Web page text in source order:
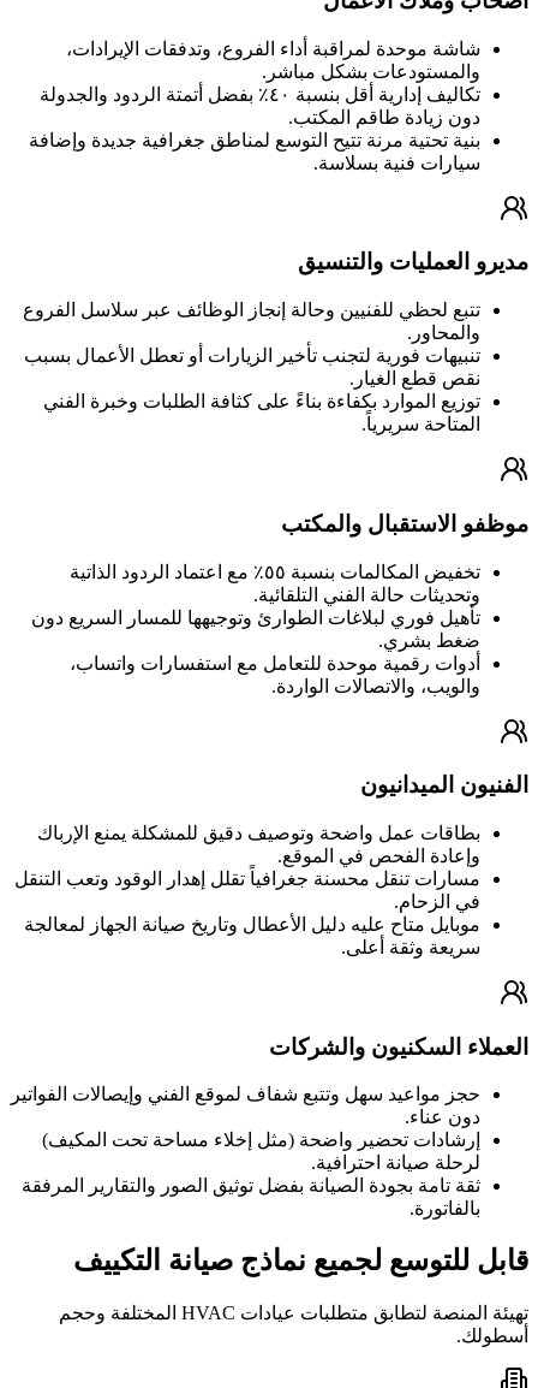
شاشة موحدة لمراقبة أداء الفروع، وتدفقات الإيرادات،
والمستودعات بشكل مباشر.
تكاليف إدارية أقل بنسبة ٤٠٪ بفضل أتمتة الردود والجدولة
دون زيادة طاقم المكتب.
بنية تحتية مرنة تتيح التوسع لمناطق جغرافية جديدة وإضافة
سيارات فنية بسلاسة.
مديرو العمليات والتنسيق
تتبع لحظي للفنيين وحالة إنجاز الوظائف عبر سلاسل الفروع
والمحاور.
تنبيهات فورية لتجنب تأخير الزيارات أو تعطل الأعمال بسبب
نقص قطع الغيار.
توزيع الموارد بكفاءة بناءً على كثافة الطلبات وخبرة الفني
المتاحة سريرياً.
موظفو الاستقبال والمكتب
تخفيض المكالمات بنسبة ٥٥٪ مع اعتماد الردود الذاتية
وتحديثات حالة الفني التلقائية.
تأهيل فوري لبلاغات الطوارئ وتوجيهها للمسار السريع دون
ضغط بشري.
أدوات رقمية موحدة للتعامل مع استفسارات واتساب،
والويب، والاتصالات الواردة.
الفنيون الميدانيون
بطاقات عمل واضحة وتوصيف دقيق للمشكلة يمنع الإرباك
وإعادة الفحص في الموقع.
مسارات تنقل محسنة جغرافياً تقلل إهدار الوقود وتعب التنقل
في الزحام.
موبايل متاح عليه دليل الأعطال وتاريخ صيانة الجهاز لمعالجة
سريعة وثقة أعلى.
العملاء السكنيون والشركات
حجز مواعيد سهل وتتبع شفاف لموقع الفني وإيصالات الفواتير
دون عناء.
إرشادات تحضير واضحة (مثل إخلاء مساحة تحت المكيف)
لرحلة صيانة احترافية.
ثقة تامة بجودة الصيانة بفضل توثيق الصور والتقارير المرفقة
بالفاتورة.
قابل للتوسع لجميع نماذج صيانة التكييف
تهيئة المنصة لتطابق متطلبات عيادات HVAC المختلفة وحجم
أسطولك.